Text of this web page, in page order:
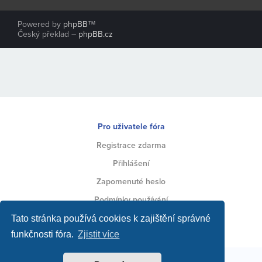
Tato stránka používá cookies k zajištění správné
funkčnosti fóra. Zjistit více
Powered by phpBB™
Český překlad – phpBB.cz
Pro uživatele fóra
Registrace zdarma
Přihlášení
Zapomenuté heslo
Podmínky používání
Ochrana soukromí